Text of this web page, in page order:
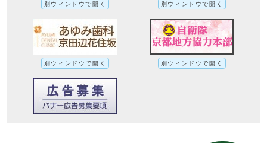
別ウィンドウで開く 別ウィンドウで開く
別ウィンドウで開く 別ウィンドウで開く